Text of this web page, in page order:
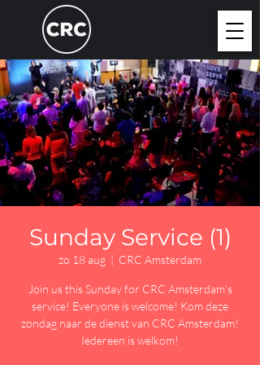
Sunday Service (1)
zo 18 aug
  |
CRC Amsterdam
Join us this Sunday for CRC Amsterdam's
service! Everyone is welcome! Kom deze
zondag naar de dienst van CRC Amsterdam!
Iedereen is welkom!